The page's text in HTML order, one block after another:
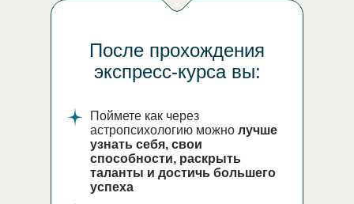
После прохождения
экспресс-курса вы:
Поймете как через
астропсихологию можно лучше
узнать себя, свои
способности, раскрыть
таланты и достичь большего
успеха